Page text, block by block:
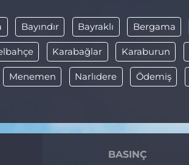
Bayındır Bayraklı Bergama
Karabağlar Karaburun
Menemen Narlıdere Ödemiş
BASINÇ